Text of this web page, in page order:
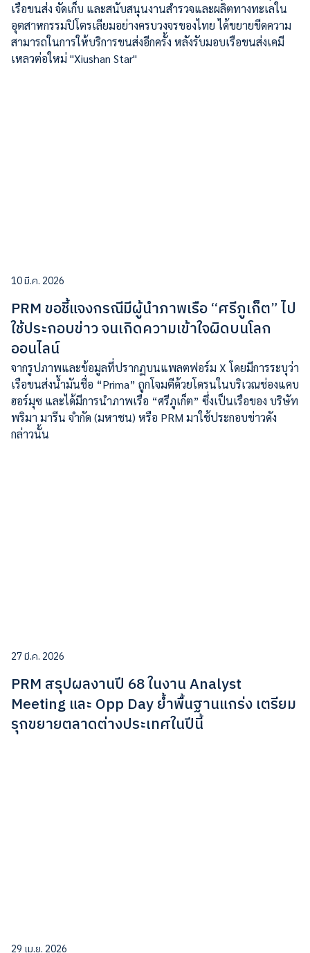
เรือขนส่ง จัดเก็บ และสนับสนุนงานสำรวจและผลิตทางทะเลใน
อุตสาหกรรมปิโตรเลียมอย่างครบวงจรของไทย ได้ขยายขีดความ
สามารถในการให้บริการขนส่งอีกครั้ง หลังรับมอบเรือขนส่งเคมี
เหลวต่อใหม่ "Xiushan Star"
10 มี.ค. 2026
PRM ขอชี้แจงกรณีมีผู้นำภาพเรือ “ศรีภูเก็ต” ไป
ใช้ประกอบข่าว จนเกิดความเข้าใจผิดบนโลก
ออนไลน์
จากรูปภาพและข้อมูลที่ปรากฏบนแพลตฟอร์ม X โดยมีการระบุว่า
เรือขนส่งน้ำมันชื่อ “Prima” ถูกโจมตีด้วยโดรนในบริเวณช่องแคบ
ฮอร์มุซ และได้มีการนำภาพเรือ “ศรีภูเก็ต” ซึ่งเป็นเรือของ บริษัท
พริมา มารีน จำกัด (มหาชน) หรือ PRM มาใช้ประกอบข่าวดัง
กล่าวนั้น
27 มี.ค. 2026
PRM สรุปผลงานปี 68 ในงาน Analyst
Meeting และ Opp Day ย้ำพื้นฐานแกร่ง เตรียม
รุกขยายตลาดต่างประเทศในปีนี้
29 เม.ย. 2026